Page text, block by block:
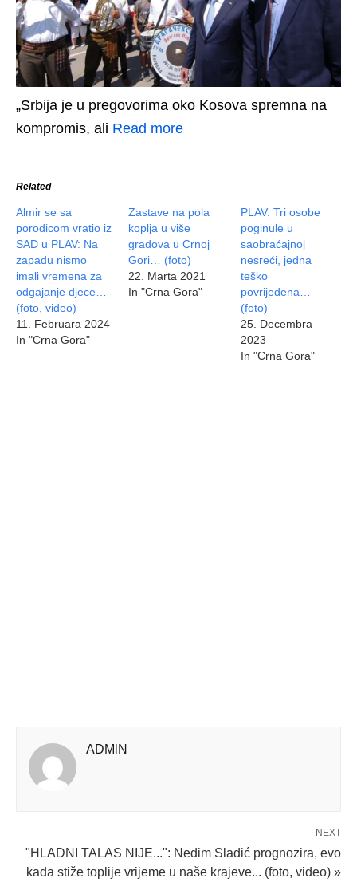
„Srbija je u pregovorima oko Kosova spremna na
kompromis, ali Read more
Related
Almir se sa
porodicom vratio iz
SAD u PLAV: Na
zapadu nismo
imali vremena za
odgajanje djece…
(foto, video)
11. Februara 2024
In "Crna Gora"
Zastave na pola
koplja u više
gradova u Crnoj
Gori… (foto)
22. Marta 2021
In "Crna Gora"
PLAV: Tri osobe
poginule u
saobraćajnoj
nesreći, jedna
teško
povrijeđena…
(foto)
25. Decembra
2023
In "Crna Gora"
ADMlN
NEXT
"HLADNI TALAS NIJE...": Nedim Sladić prognozira, evo
kada stiže toplije vrijeme u naše krajeve... (foto, video) »